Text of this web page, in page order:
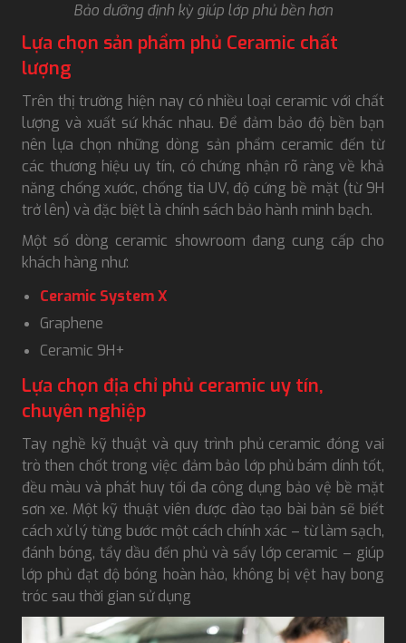
Bảo dưỡng định kỳ giúp lớp phủ bền hơn
Lựa chọn sản phẩm phủ Ceramic chất
lượng
Trên thị trường hiện nay có nhiều loại ceramic với chất
lượng và xuất sứ khác nhau. Để đảm bảo độ bền bạn
nên lựa chọn những dòng sản phẩm ceramic đến từ
các thương hiệu uy tín, có chứng nhận rõ ràng về khả
năng chống xước, chống tia UV, độ cứng bề mặt (từ 9H
trở lên) và đặc biệt là chính sách bảo hành minh bạch.
Một số dòng ceramic showroom đang cung cấp cho
khách hàng như:
Ceramic System X
Graphene
Ceramic 9H+
Lựa chọn địa chỉ phủ ceramic uy tín,
chuyên nghiệp
Tay nghề kỹ thuật và quy trình phủ ceramic đóng vai
trò then chốt trong việc đảm bảo lớp phủ bám dính tốt,
đều màu và phát huy tối đa công dụng bảo vệ bề mặt
sơn xe. Một kỹ thuật viên được đào tạo bài bản sẽ biết
cách xử lý từng bước một cách chính xác – từ làm sạch,
đánh bóng, tẩy dầu đến phủ và sấy lớp ceramic – giúp
lớp phủ đạt độ bóng hoàn hảo, không bị vệt hay bong
tróc sau thời gian sử dụng